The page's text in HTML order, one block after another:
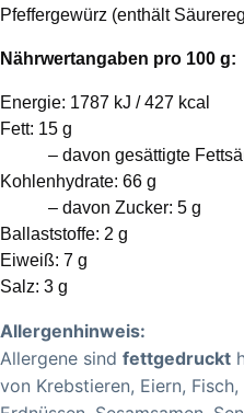
Pfeffergewürz (enthält
Nährwertangaben pro 100 g:
Energie: 1787 kJ / 427 kcal
Fett: 15 g
– davon gesättigte
Kohlenhydrate: 66 g
– davon Zucker: 5 g
Ballaststoffe: 2 g
Eiweiß: 7 g
Salz: 3 g
Allergenhinweis:
Allergene sind fettgedruckt
von Krebstieren, Eiern,